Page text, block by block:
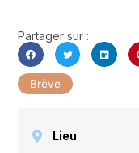
Partager sur :
Brève
Lieu